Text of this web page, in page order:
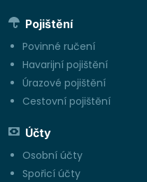
Pojištění
Povinné ručení
Havarijní pojištění
Úrazové pojištění
Cestovní pojištění
Účty
Osobní účty
Spořicí účty